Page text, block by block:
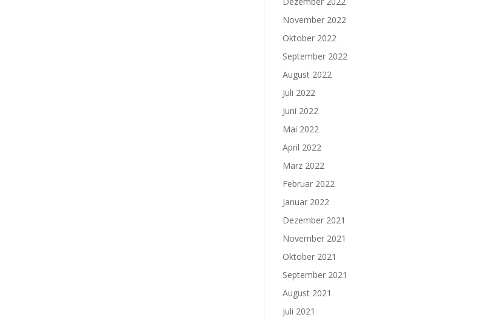
November 2022
Oktober 2022
September 2022
August 2022
Juli 2022
Juni 2022
Mai 2022
April 2022
März 2022
Februar 2022
Januar 2022
Dezember 2021
November 2021
Oktober 2021
September 2021
August 2021
Juli 2021